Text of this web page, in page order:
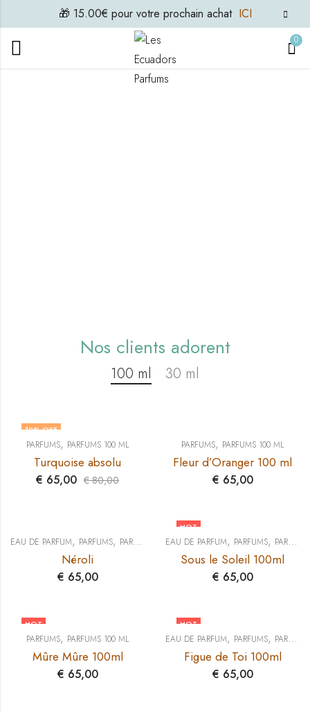
🎁 15.00€ pour votre prochain achat ICI
0
Nos clients adorent
100 ml 30 ml
19% OFF
PARFUMS, PARFUMS 100 ML
Turquoise absolu
€ 65,00 €80,00
PARFUMS, PARFUMS 100 ML
Fleur d’Oranger 100 ml
€ 65,00
EAU DE PARFUM, PARFUMS, PARFUMS 100 ML
Néroli
€ 65,00
HOT
EAU DE PARFUM, PARFUMS, PARFUMS 100 ML
Sous le Soleil 100ml
€ 65,00
HOT
PARFUMS, PARFUMS 100 ML
Mûre Mûre 100ml
€ 65,00
HOT
EAU DE PARFUM, PARFUMS, PARFUMS 100 ML
Figue de Toi 100ml
€ 65,00